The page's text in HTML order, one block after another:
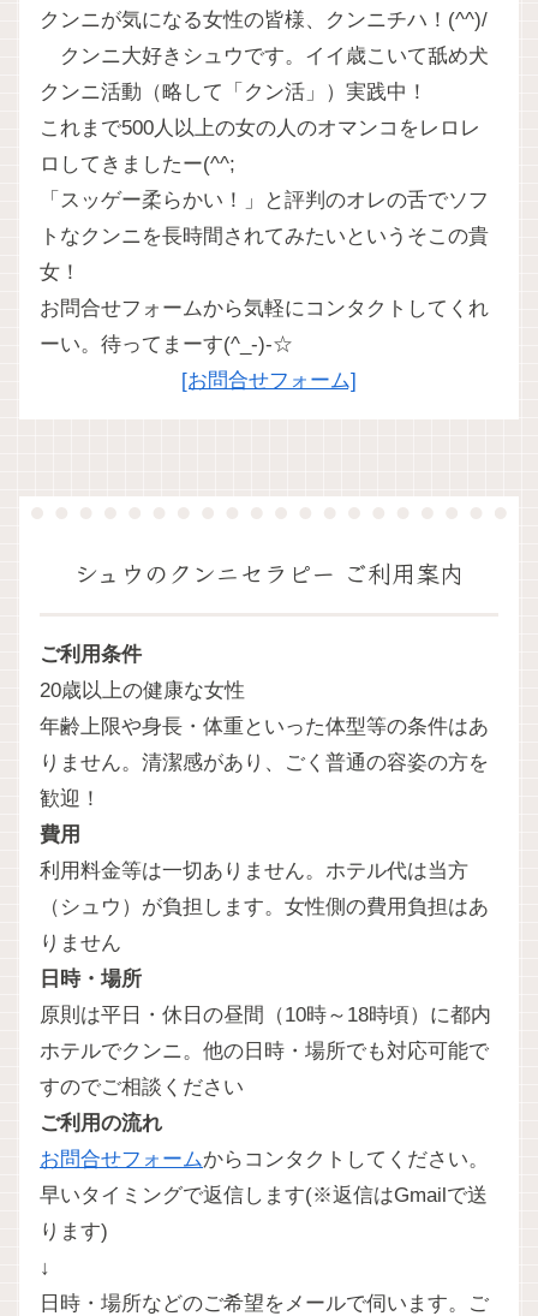
クンニが気になる女性の皆様、クンニチハ！(^^)/
クンニ大好きシュウです。イイ歳こいて舐め犬
クンニ活動（略して「クン活」）実践中！
これまで500人以上の女の人のオマンコをレロレ
ロしてきましたー(^^;
「スッゲー柔らかい！」と評判のオレの舌でソフ
トなクンニを長時間されてみたいというそこの貴
女！
お問合せフォームから気軽にコンタクトしてくれ
ーい。待ってまーす(^_-)-☆
[お問合せフォーム]
シュウのクンニセラピー ご利用案内
ご利用条件
20歳以上の健康な女性
年齢上限や身長・体重といった体型等の条件はあ
りません。清潔感があり、ごく普通の容姿の方を
歓迎！
費用
利用料金等は一切ありません。ホテル代は当方
（シュウ）が負担します。女性側の費用負担はあ
りません
日時・場所
原則は平日・休日の昼間（10時～18時頃）に都内
ホテルでクンニ。他の日時・場所でも対応可能で
すのでご相談ください
ご利用の流れ
お問合せフォームからコンタクトしてください。
早いタイミングで返信します(※返信はGmailで送
ります)
↓
日時・場所などのご希望をメールで伺います。ご